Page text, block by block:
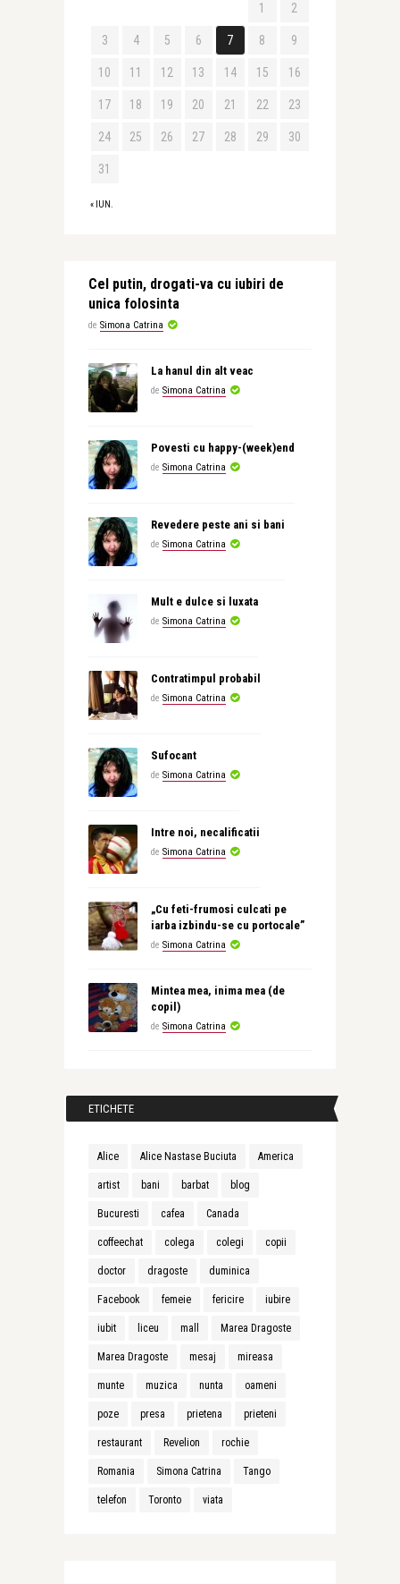
« IUN.
1 2
3 4 5 6 7 8 9
10 11 12 13 14 15 16
17 18 19 20 21 22 23
24 25 26 27 28 29 30
31
Cel putin, drogati-va cu iubiri de
unica folosinta
de Simona Catrina
La hanul din alt veac
de Simona Catrina
Povesti cu happy-(week)end
de Simona Catrina
Revedere peste ani si bani
de Simona Catrina
Mult e dulce si luxata
de Simona Catrina
Contratimpul probabil
de Simona Catrina
Sufocant
de Simona Catrina
Intre noi, necalificatii
de Simona Catrina
„Cu feti-frumosi culcati pe
iarba izbindu-se cu portocale”
de Simona Catrina
Mintea mea, inima mea (de
copil)
de Simona Catrina
ETICHETE
Alice Alice Nastase Buciuta America
artist bani barbat blog
Bucuresti cafea Canada
coffeechat colega colegi copii
doctor dragoste duminica
Facebook femeie fericire iubire
iubit liceu mall Marea Dragoste
Marea Dragoste mesaj mireasa
munte muzica nunta oameni
poze presa prietena prieteni
restaurant Revelion rochie
Romania Simona Catrina Tango
telefon Toronto viata